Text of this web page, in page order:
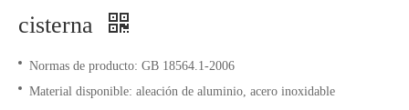
cisterna
Normas de producto: GB 18564.1-2006
Material disponible: aleación de aluminio, acero inoxidable